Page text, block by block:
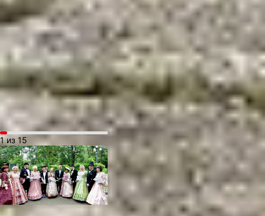
первое место в квесте
занял штаб «Союз»
Кировского района,
второе место — штаб
«Единение»
Краснофлотского района,
третье — штаб «Юность»
Индустриального района.
1 из 15